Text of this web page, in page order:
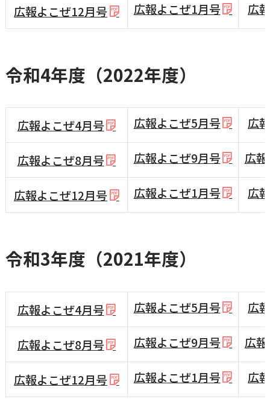
広報よこぜ12月号 広報よこぜ1月号 広
令和4年度（2022年度）
広報よこぜ4月号 広報よこぜ5月号 広
広報よこぜ8月号 広報よこぜ9月号 広
広報よこぜ12月号 広報よこぜ1月号 広
令和3年度（2021年度）
広報よこぜ4月号 広報よこぜ5月号 広
広報よこぜ8月号 広報よこぜ9月号 広
広報よこぜ12月号 広報よこぜ1月号 広